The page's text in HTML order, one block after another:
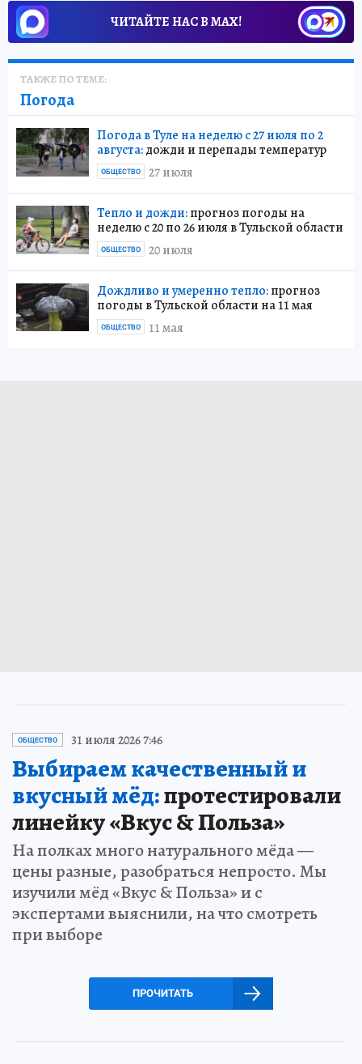
ЧИТАЙТЕ НАС В МАХ!
ТАКЖЕ ПО ТЕМЕ:
Погода
Погода в Туле на неделю с 27 июля по 2
августа:дожди и перепады температур
27 июля
ОБЩЕСТВО
Тепло и дожди:прогноз погоды на
неделю с 20 по 26 июля в Тульской области
20 июля
ОБЩЕСТВО
Дождливо и умеренно тепло:прогноз
погоды в Тульской области на 11 мая
11 мая
ОБЩЕСТВО
ОБЩЕСТВО 31 июля 2026 7:46
Выбираем качественный и
вкусный мёд:протестировали
линейку «Вкус & Польза»
На полках много натурального мёда —
цены разные, разобраться непросто. Мы
изучили мёд «Вкус & Польза» и с
экспертами выяснили, на что смотреть
при выборе
ПРОЧИТАТЬ